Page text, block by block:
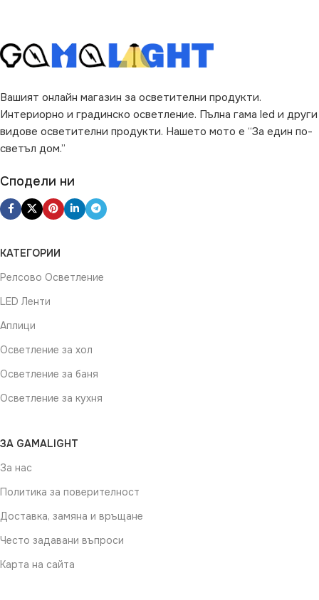
Вашият онлайн магазин за осветителни продукти.
Интериорно и градинско осветление. Пълна гама led и други
видове осветителни продукти. Нашето мото е “За един по-
светъл дом.”
Сподели ни
КАТЕГОРИИ
Релсово Осветление
LED Ленти
Аплици
Осветление за хол
Осветление за баня
Осветление за кухня
ЗА GAMALIGHT
За нас
Политика за поверителност
Доставка, замяна и връщане
Често задавани въпроси
Карта на сайта